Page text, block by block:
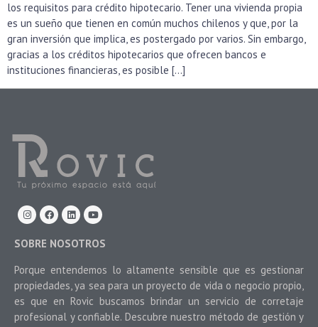
los requisitos para crédito hipotecario. Tener una vivienda propia
es un sueño que tienen en común muchos chilenos y que, por la
gran inversión que implica, es postergado por varios. Sin embargo,
gracias a los créditos hipotecarios que ofrecen bancos e
instituciones financieras, es posible […]
SOBRE NOSOTROS
Porque entendemos lo altamente sensible que es gestionar
propiedades, ya sea para un proyecto de vida o negocio propio,
es que en Rovic buscamos brindar un servicio de corretaje
profesional y confiable. Descubre nuestro método de gestión y